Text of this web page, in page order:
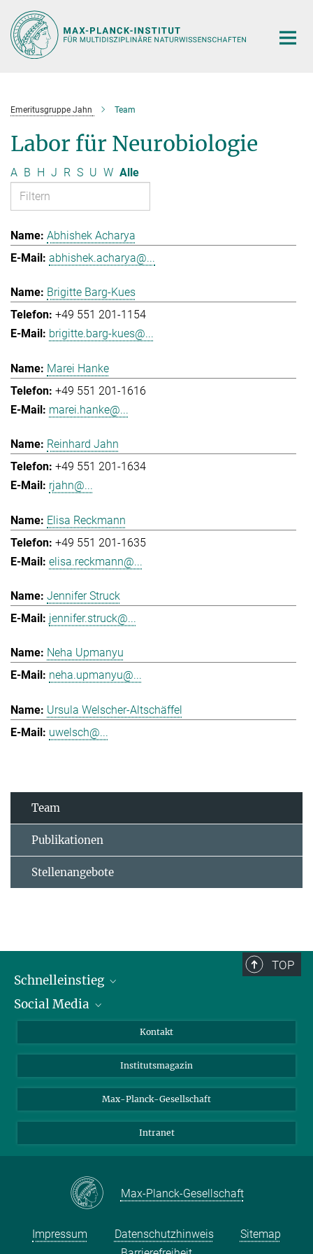
Hauptinhalt
Emeritusgruppe Jahn Team
Labor für Neurobiologie
A B H J R S U W Alle
Abhishek Acharya
abhishek.acharya@...
Brigitte Barg-Kues
+49 551 201-1154
brigitte.barg-kues@...
Marei Hanke
+49 551 201-1616
marei.hanke@...
Reinhard Jahn
+49 551 201-1634
rjahn@...
Elisa Reckmann
+49 551 201-1635
elisa.reckmann@...
Jennifer Struck
jennifer.struck@...
Neha Upmanyu
neha.upmanyu@...
Ursula Welscher-Altschäffel
uwelsch@...
Team
Publikationen
Stellenangebote
TOP
Schnelleinstieg
Alumni
Schulen
Studierende
Social Media
Facebook
YouTube
Kontakt
Institutsmagazin
Max-Planck-Gesellschaft
Intranet
Max-Planck-Gesellschaft
Impressum Datenschutzhinweis
Sitemap